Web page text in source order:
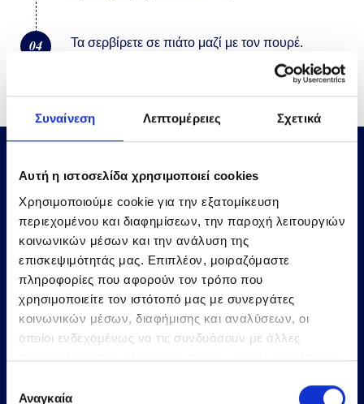
Συναίνεση Λεπτομέρειες Σχετικά
Αυτή η ιστοσελίδα χρησιμοποιεί cookies
Χρησιμοποιούμε cookie για την εξατομίκευση
περιεχομένου και διαφημίσεων, την παροχή λειτουργιών
κοινωνικών μέσων και την ανάλυση της
επισκεψιμότητάς μας. Επιπλέον, μοιραζόμαστε
πληροφορίες που αφορούν τον τρόπο που
χρησιμοποιείτε τον ιστότοπό μας με συνεργάτες
κοινωνικών μέσων, διαφήμισης και αναλύσεων, οι
οποίοι ενδεχομένως να τις συνδυάσουν με άλλες
πληροφορίες που τους έχετε παραχωρήσει ή τις οποίες
των υπηρεσιών τους.
Αναγκαία
04 Τα σερβίρετε σε πιάτο μαζί με τον πουρέ.